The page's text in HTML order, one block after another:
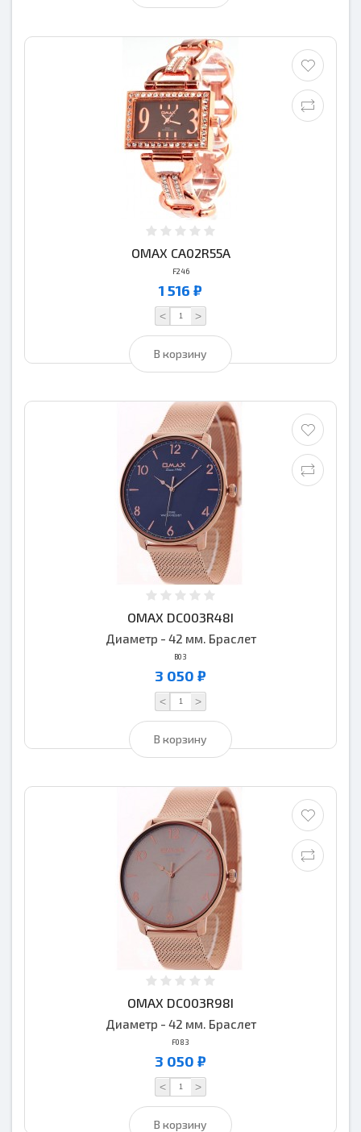
OMAX CA02R55A
F246
1 516 ₽
< >
В корзину
OMAX DC003R48I
Диаметр - 42 мм. Браслет
B03
3 050 ₽
< >
В корзину
OMAX DC003R98I
Диаметр - 42 мм. Браслет
F083
3 050 ₽
< >
В корзину